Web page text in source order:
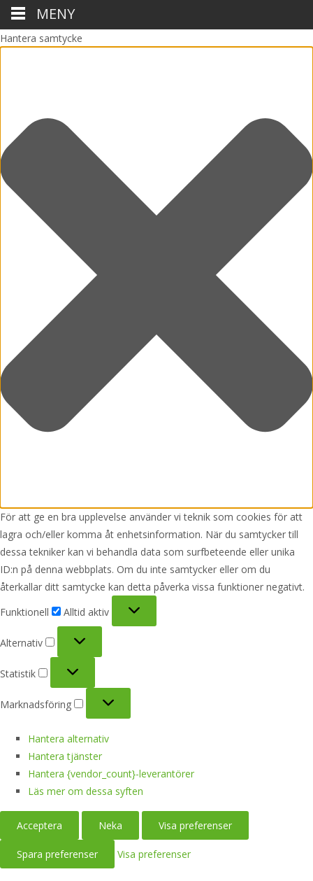
Hantera samtycke
För att ge en bra upplevelse använder vi teknik som cookies för att
lagra och/eller komma åt enhetsinformation. När du samtycker till
dessa tekniker kan vi behandla data som surfbeteende eller unika
ID:n på denna webbplats. Om du inte samtycker eller om du
återkallar ditt samtycke kan detta påverka vissa funktioner negativt.
Funktionell
Alltid aktiv
Alternativ
Statistik
Marknadsföring
Hantera alternativ
Hantera tjänster
Hantera {vendor_count}-leverantörer
Läs mer om dessa syften
Acceptera Neka Visa preferenser
Spara preferenser Visa preferenser
MENY